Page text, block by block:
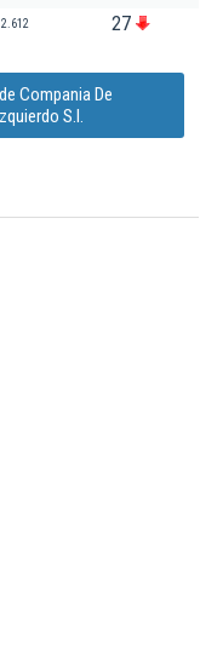
2.612 27
Compania De
S.l.